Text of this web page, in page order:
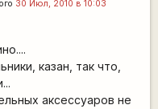
30 Июл, 2010 в 10:03
казан, так что,
аксессуаров не